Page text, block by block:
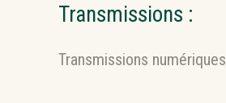
Transmissions :
Transmissions numériques